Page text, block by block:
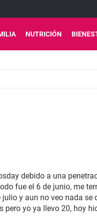
NUTRICIÓN
debido a una
fue el 6 de junio, me
y aun no veo nada se
yo ya llevo 20, hoy